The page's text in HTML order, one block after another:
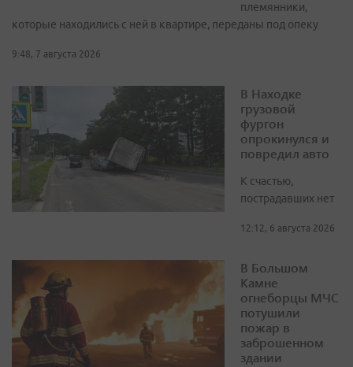
племянники,
которые находились с ней в квартире, переданы под опеку
9:48, 7 августа 2026
В Находке
грузовой
фургон
опрокинулся и
повредил авто
К счастью,
пострадавших нет
12:12, 6 августа 2026
В Большом
Камне
огнеборцы МЧС
потушили
пожар в
заброшенном
здании